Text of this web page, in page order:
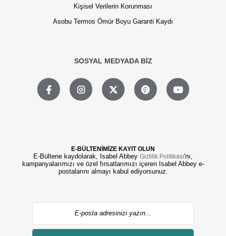
Kişisel Verilerin Korunması
Asobu Termos Ömür Boyu Garanti Kaydı
SOSYAL MEDYADA BİZ
E-BÜLTENİMİZE KAYIT OLUN
E-Bültene kaydolarak, Isabel Abbey Gizlilik Politikası'nı,
kampanyalarımızı ve özel fırsatlarımızı içeren Isabel Abbey e-
postalarını almayı kabul ediyorsunuz.